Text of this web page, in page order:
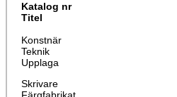
Katalog nr
Titel
Konstnär
Teknik
Upplaga
Skrivare